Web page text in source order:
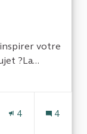
votre
?La...
& finances
4 4